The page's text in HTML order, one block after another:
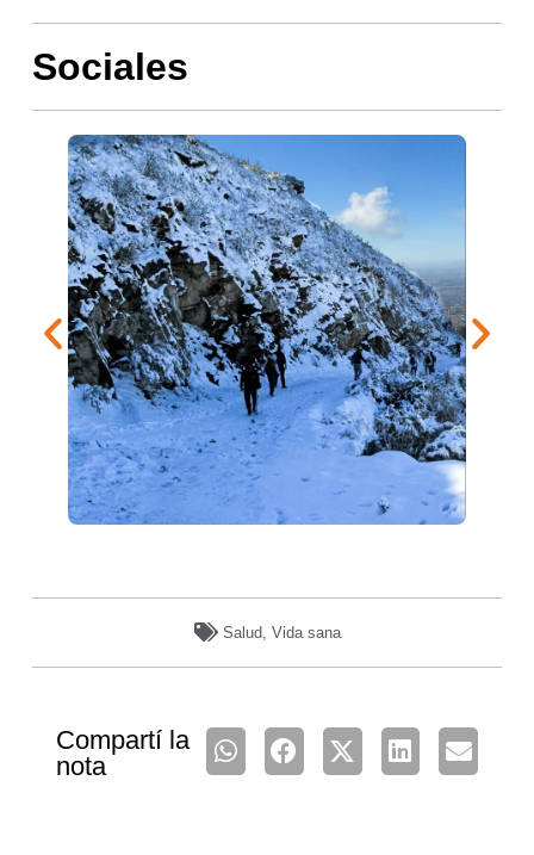
Sociales
Salud, Vida sana
Compartí la
nota